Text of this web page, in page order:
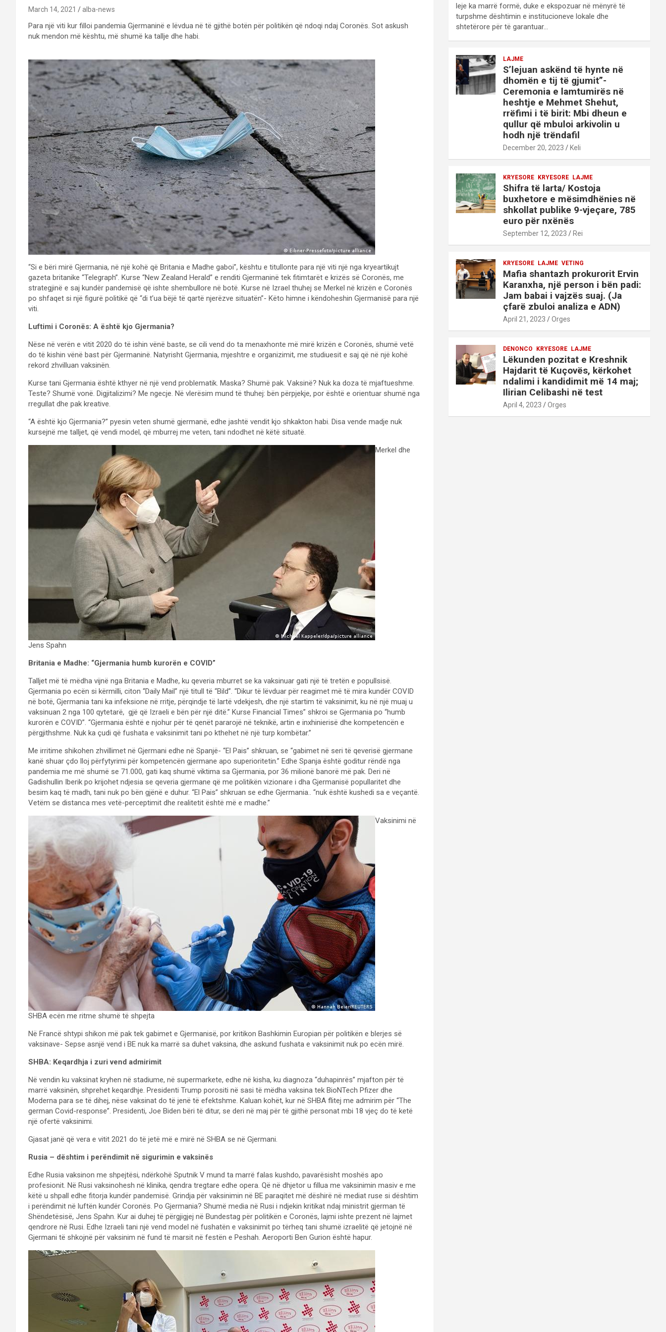
March 14, 2021 alba-news
Para një viti kur filloi pandemia Gjermaninë e lëvdua në të gjithë botën për politikën që ndoqi ndaj Coronës. Sot askush
nuk mendon më kështu, më shumë ka tallje dhe habi.
“Si e bëri mirë Gjermania, në një kohë që Britania e Madhe gaboi”, kështu e titullonte para një viti një nga kryeartikujt
gazeta britanike “Telegraph”. Kurse “New Zealand Herald” e renditi Gjermaninë tek fitimtarët e krizës së Coronës, me
strategjinë e saj kundër pandemisë që ishte shembullore në botë. Kurse në Izrael thuhej se Merkel në krizën e Coronës
po shfaqet si një figurë politikë që “di t’ua bëjë të qartë njerëzve situatën”- Këto himne i këndoheshin Gjermanisë para një
viti.
Luftimi i Coronës: A është kjo Gjermania?
Nëse në verën e vitit 2020 do të ishin vënë baste, se cili vend do ta menaxhonte më mirë krizën e Coronës, shumë vetë
do të kishin vënë bast për Gjermaninë. Natyrisht Gjermania, mjeshtre e organizimit, me studiuesit e saj që në një kohë
rekord zhvilluan vaksinën.
Kurse tani Gjermania është kthyer në një vend problematik. Maska? Shumë pak. Vaksinë? Nuk ka doza të mjaftueshme.
Teste? Shumë vonë. Digjitalizimi? Me ngecje. Në vlerësim mund të thuhej: bën përpjekje, por është e orientuar shumë nga
rregullat dhe pak kreative.
“A është kjo Gjermania?” pyesin veten shumë gjermanë, edhe jashtë vendit kjo shkakton habi. Disa vende madje nuk
kursejnë me talljet, që vendi model, që mburrej me veten, tani ndodhet në këtë situatë.
Merkel dhe
Jens Spahn
Britania e Madhe: “Gjermania humb kurorën e COVID”
Talljet më të mëdha vijnë nga Britania e Madhe, ku qeveria mburret se ka vaksinuar gati një të tretën e popullsisë.
Gjermania po ecën si kërmilli, citon “Daily Mail” një titull të “Bild”. “Dikur të lëvduar për reagimet më të mira kundër COVID
në botë, Gjermania tani ka infeksione në rritje, përqindje të lartë vdekjesh, dhe një startim të vaksinimit, ku në një muaj u
vaksinuan 2 nga 100 qytetarë, gjë që Izraeli e bën për një ditë.” Kurse Financial Times” shkroi se Gjermania po “humb
kurorën e COVID”. “Gjermania është e njohur për të qenët pararojë në teknikë, artin e inxhinierisë dhe kompetencën e
përgjithshme. Nuk ka çudi që fushata e vaksinimit tani po kthehet në një turp kombëtar.”
Me irritime shikohen zhvillimet në Gjermani edhe në Spanjë- “El Pais” shkruan, se “gabimet në seri të qeverisë gjermane
kanë shuar çdo lloj përfytyrimi për kompetencën gjermane apo superioritetin.” Edhe Spanja është goditur rëndë nga
pandemia me më shumë se 71.000, gati kaq shumë viktima sa Gjermania, por 36 milionë banorë më pak. Deri në
Gadishullin Iberik po krijohet ndjesia se qeveria gjermane që me politikën vizionare i dha Gjermanisë popullaritet dhe
besim kaq të madh, tani nuk po bën gjënë e duhur. “El Pais” shkruan se edhe Gjermania.. “nuk është kushedi sa e veçantë.
Vetëm se distanca mes vetë-perceptimit dhe realitetit është më e madhe.”
Vaksinimi në
SHBA ecën me ritme shumë të shpejta
Në Francë shtypi shikon më pak tek gabimet e Gjermanisë, por kritikon Bashkimin Europian për politikën e blerjes së
vaksinave- Sepse asnjë vend i BE nuk ka marrë sa duhet vaksina, dhe askund fushata e vaksinimit nuk po ecën mirë.
SHBA: Keqardhja i zuri vend admirimit
Në vendin ku vaksinat kryhen në stadiume, në supermarkete, edhe në kisha, ku diagnoza “duhapinrës” mjafton për të
marrë vaksinën, shprehet keqardhje. Presidenti Trump porositi në sasi të mëdha vaksina tek BioNTech Pfizer dhe
Moderna para se të dihej, nëse vaksinat do të jenë të efektshme. Kaluan kohët, kur në SHBA flitej me admirim për “The
german Covid-response”. Presidenti, Joe Biden bëri të ditur, se deri në maj për të gjithë personat mbi 18 vjeç do të ketë
një ofertë vaksinimi.
Gjasat janë që vera e vitit 2021 do të jetë më e mirë në SHBA se në Gjermani.
Rusia – dështim i perëndimit në sigurimin e vaksinës
Edhe Rusia vaksinon me shpejtësi, ndërkohë Sputnik V mund ta marrë falas kushdo, pavarësisht moshës apo
profesionit. Në Rusi vaksinohesh në klinika, qendra tregtare edhe opera. Që në dhjetor u fillua me vaksinimin masiv e me
këtë u shpall edhe fitorja kundër pandemisë. Grindja për vaksinimin në BE paraqitet më dëshirë në mediat ruse si dështim
i perëndimit në luftën kundër Coronës. Po Gjermania? Shumë media në Rusi i ndjekin kritikat ndaj ministrit gjerman të
Shëndetësisë, Jens Spahn. Kur ai duhej të përgjigjej në Bundestag për politikën e Coronës, lajmi ishte prezent në lajmet
qendrore në Rusi. Edhe Izraeli tani një vend model në fushatën e vaksinimit po tërheq tani shumë izraelitë që jetojnë në
Gjermani të shkojnë për vaksinim në fund të marsit në festën e Peshah. Aeroporti Ben Gurion është hapur.
leje ka marrë formë, duke e ekspozuar në mënyrë të
turpshme dështimin e institucioneve lokale dhe
shtetërore për të garantuar…
LAJME
S’lejuan askënd të hynte në
dhomën e tij të gjumit”-
Ceremonia e lamtumirës në
heshtje e Mehmet Shehut,
rrëfimi i të birit: Mbi dheun e
qullur që mbuloi arkivolin u
hodh një trëndafil
December 20, 2023 Keli
KRYESORE KRYESORE LAJME
Shifra të larta/ Kostoja
buxhetore e mësimdhënies në
shkollat publike 9-vjeçare, 785
euro për nxënës
September 12, 2023 Rei
KRYESORE LAJME VETING
Mafia shantazh prokurorit Ervin
Karanxha, një person i bën padi:
Jam babai i vajzës suaj. (Ja
çfarë zbuloi analiza e ADN)
April 21, 2023 Orges
DENONCO KRYESORE LAJME
Lëkunden pozitat e Kreshnik
Hajdarit të Kuçovës, kërkohet
ndalimi i kandidimit më 14 maj;
Ilirian Celibashi në test
April 4, 2023 Orges